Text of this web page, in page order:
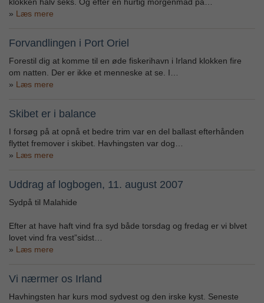
klokken halv seks. Og efter en hurtig morgenmad på…
Læs mere
Forvandlingen i Port Oriel
Forestil dig at komme til en øde fiskerihavn i Irland klokken fire
om natten. Der er ikke et menneske at se. I…
Læs mere
Skibet er i balance
I forsøg på at opnå et bedre trim var en del ballast efterhånden
flyttet fremover i skibet. Havhingsten var dog…
Læs mere
Uddrag af logbogen, 11. august 2007
Sydpå til Malahide
Efter at have haft vind fra syd både torsdag og fredag er vi blvet
lovet vind fra vest”sidst…
Læs mere
Vi nærmer os Irland
Havhingsten har kurs mod sydvest og den irske kyst. Seneste